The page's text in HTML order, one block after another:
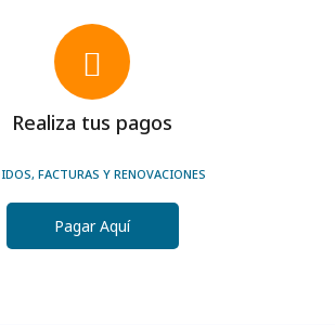
Realiza tus pagos
FACTURAS Y RENOVACIONES
Pagar Aquí